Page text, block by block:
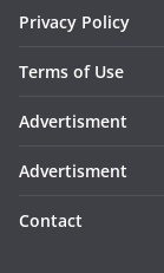
Privacy Policy
Terms of Use
Advertisment
Advertisment
Contact